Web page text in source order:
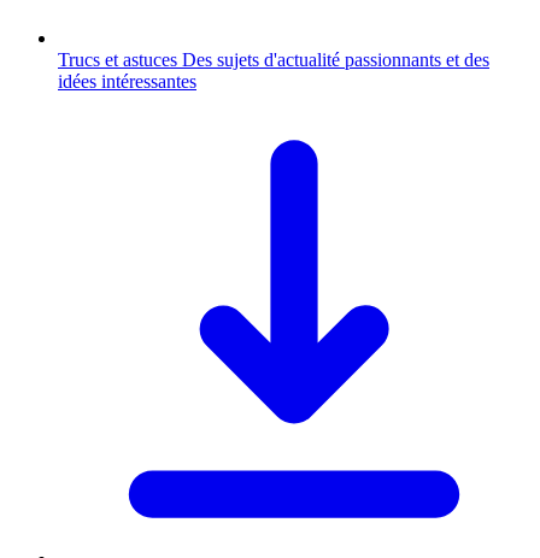
Trucs et astuces Des sujets d'actualité passionnants et des
idées intéressantes